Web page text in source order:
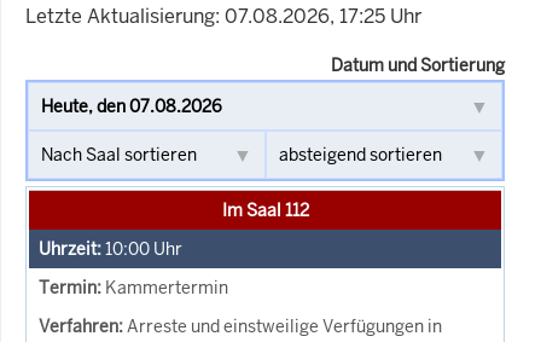
Letzte Aktualisierung: 07.08.2026, 17:25 Uhr
Datum und Sortierung
Im Saal 112
10:00 Uhr
Kammertermin
Arreste und einstweilige Verfügungen in